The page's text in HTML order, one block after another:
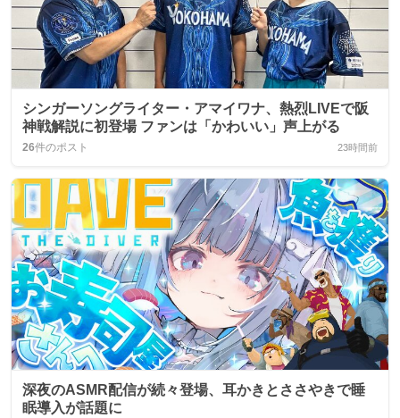
シンガーソングライター・アマイワナ、熱烈LIVEで阪
神戦解説に初登場 ファンは「かわいい」声上がる
26件のポスト 23時間前
深夜のASMR配信が続々登場、耳かきとささやきで睡
眠導入が話題に